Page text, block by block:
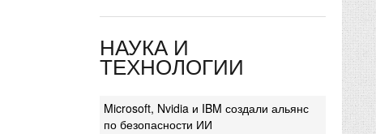
НАУКА И
ТЕХНОЛОГИИ
Microsoft, Nvidia и IBM создали альянс
по безопасности ИИ